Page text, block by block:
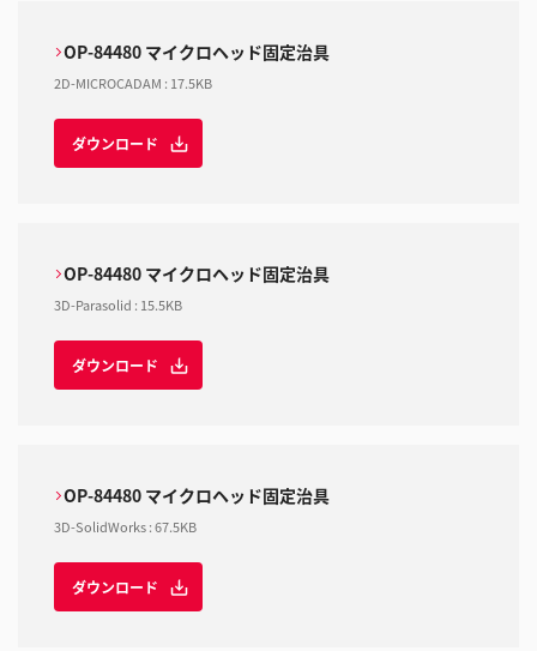
OP-84480 マイクロヘッド固定治具
2D-MICROCADAM : 17.5KB
ダウンロード
OP-84480 マイクロヘッド固定治具
3D-Parasolid : 15.5KB
ダウンロード
OP-84480 マイクロヘッド固定治具
3D-SolidWorks:67.5KB
ダウンロード